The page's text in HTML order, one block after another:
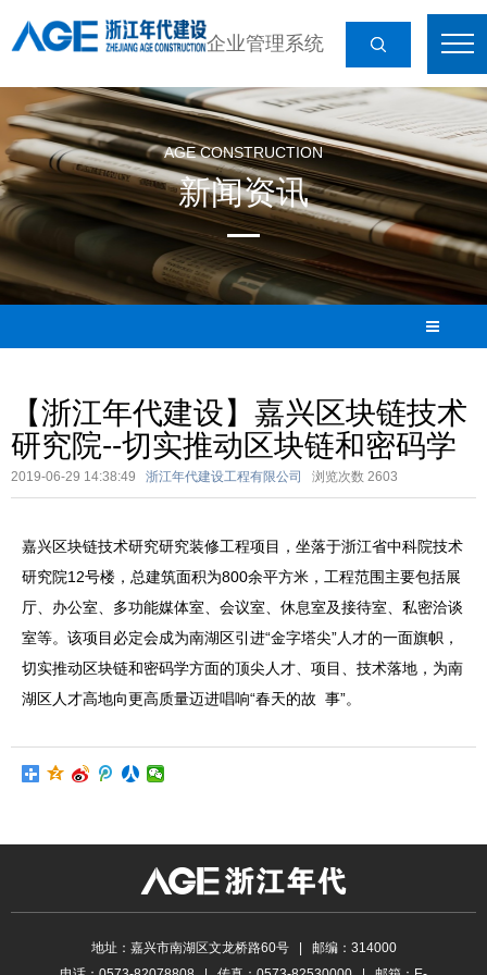
企业管理系统
AGE CONSTRUCTION
新闻资讯
【浙江年代建设】嘉兴区块链技术
研究院--切实推动区块链和密码学
2019-06-29 14:38:49 浙江年代建设工程有限公司 浏览次数 2603
嘉兴区块链技术研究研究装修工程项目，坐落于浙江省中科院技术
研究院12号楼，总建筑面积为800余平方米，工程范围主要包括展
厅、办公室、多功能媒体室、会议室、休息室及接待室、私密洽谈
室等。该项目必定会成为南湖区引进“金字塔尖”人才的一面旗帜，
切实推动区块链和密码学方面的顶尖人才、项目、技术落地，为南
湖区人才高地向更高质量迈进唱响“春天的故 事”。
地址：嘉兴市南湖区文龙桥路60号 | 邮编：314000